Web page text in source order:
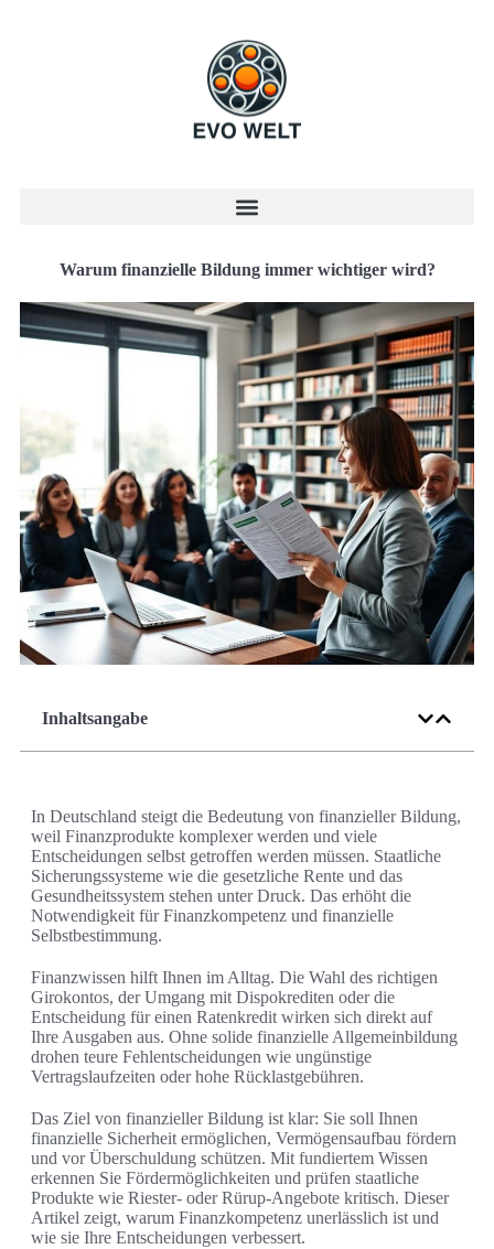
Warum finanzielle Bildung immer wichtiger wird?
Inhaltsangabe
In Deutschland steigt die Bedeutung von finanzieller Bildung,
weil Finanzprodukte komplexer werden und viele
Entscheidungen selbst getroffen werden müssen. Staatliche
Sicherungssysteme wie die gesetzliche Rente und das
Gesundheitssystem stehen unter Druck. Das erhöht die
Notwendigkeit für Finanzkompetenz und finanzielle
Selbstbestimmung.
Finanzwissen hilft Ihnen im Alltag. Die Wahl des richtigen
Girokontos, der Umgang mit Dispokrediten oder die
Entscheidung für einen Ratenkredit wirken sich direkt auf
Ihre Ausgaben aus. Ohne solide finanzielle Allgemeinbildung
drohen teure Fehlentscheidungen wie ungünstige
Vertragslaufzeiten oder hohe Rücklastgebühren.
Das Ziel von finanzieller Bildung ist klar: Sie soll Ihnen
finanzielle Sicherheit ermöglichen, Vermögensaufbau fördern
und vor Überschuldung schützen. Mit fundiertem Wissen
erkennen Sie Fördermöglichkeiten und prüfen staatliche
Produkte wie Riester- oder Rürup-Angebote kritisch. Dieser
Artikel zeigt, warum Finanzkompetenz unerlässlich ist und
wie sie Ihre Entscheidungen verbessert.